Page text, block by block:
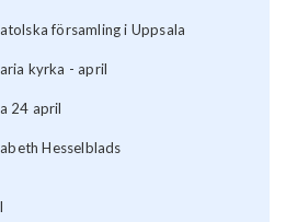
församling i Uppsala
kyrka - april
24 april
Hesselblads